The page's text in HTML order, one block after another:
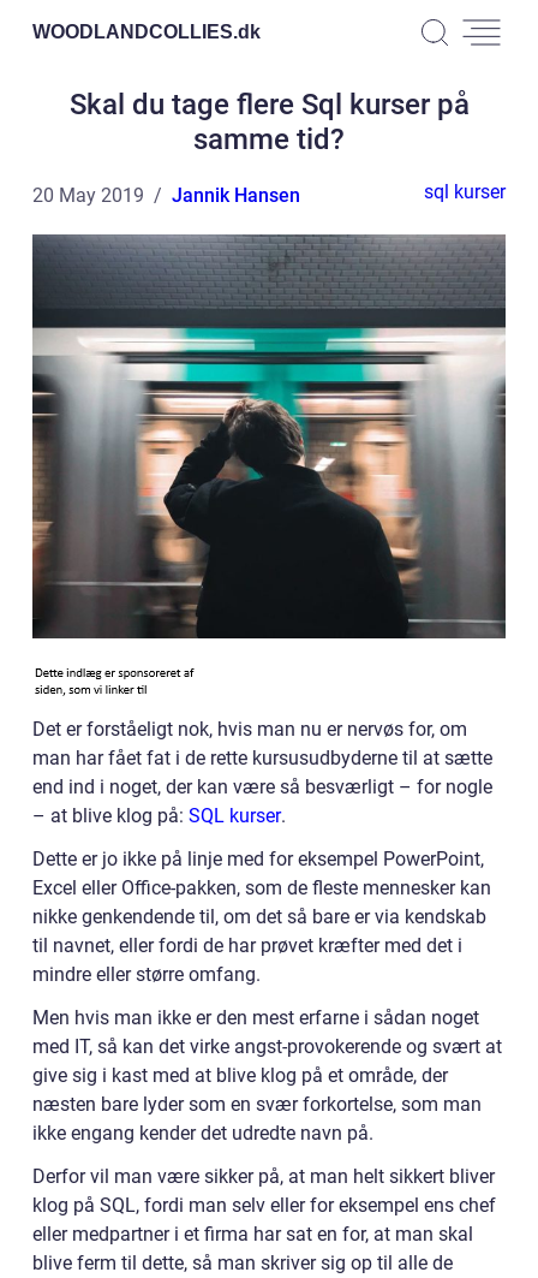
WOODLANDCOLLIES.dk
Skal du tage flere Sql kurser på
samme tid?
20 May 2019 Jannik Hansen sql kurser
Det er forståeligt nok, hvis man nu er nervøs for, om
man har fået fat i de rette kursusudbyderne til at sætte
end ind i noget, der kan være så besværligt – for nogle
– at blive klog på: SQL kurser.
Dette er jo ikke på linje med for eksempel PowerPoint,
Excel eller Office-pakken, som de fleste mennesker kan
nikke genkendende til, om det så bare er via kendskab
til navnet, eller fordi de har prøvet kræfter med det i
mindre eller større omfang.
Men hvis man ikke er den mest erfarne i sådan noget
med IT, så kan det virke angst-provokerende og svært at
give sig i kast med at blive klog på et område, der
næsten bare lyder som en svær forkortelse, som man
ikke engang kender det udredte navn på.
Derfor vil man være sikker på, at man helt sikkert bliver
klog på SQL, fordi man selv eller for eksempel ens chef
eller medpartner i et firma har sat en for, at man skal
blive ferm til dette, så man skriver sig op til alle de